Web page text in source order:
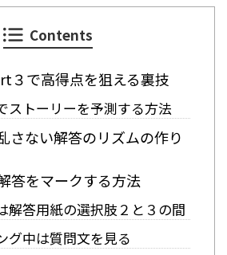
Contents
３で高得点を狙える裏技
ストーリーを予測する方法
さない解答のリズムの作り
答をマークする方法
解答用紙の選択肢２と３の間
グ中は質問文を見る